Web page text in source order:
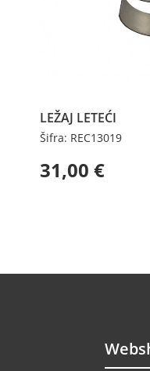
LEŽAJ LETEĆI
Šifra: REC13019
31,00 €